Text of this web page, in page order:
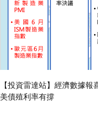
【投資雷達站】經濟數據報
美債殖利率有撐